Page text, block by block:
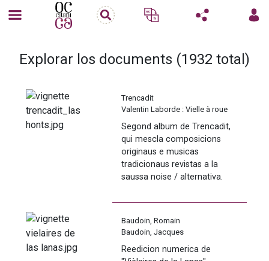
Explorar los documents (1932 total)
Trencadit
Valentin Laborde : Vielle à roue
Martin Lassouque : Bohas, violon,
voix
Alexandre Seli : Violons, pieds
Jordan Tisnèr : Flabuta e
tamborin, basse électrique, voix
Segond album de Trencadit,
qui mescla composicions
originaus e musicas
tradicionaus revistas a la
saussa noise / alternativa.
Presentats en bal, los títols
introspectius, rics de l'energia
particulara d'aqueths joens
musicians gascons. De non
Baudoin, Romain
Baudoin, Jacques
Reedicion numerica de